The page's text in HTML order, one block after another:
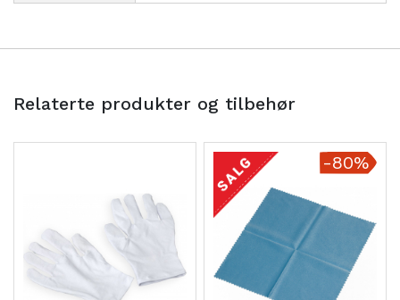
Relaterte produkter og tilbehør
-80%